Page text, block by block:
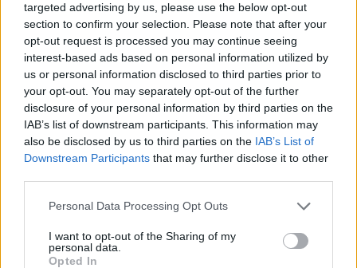
targeted advertising by us, please use the below opt-out
section to confirm your selection. Please note that after your
opt-out request is processed you may continue seeing
interest-based ads based on personal information utilized by
us or personal information disclosed to third parties prior to
your opt-out. You may separately opt-out of the further
disclosure of your personal information by third parties on the
IAB’s list of downstream participants. This information may
also be disclosed by us to third parties on the IAB’s List of
Downstream Participants that may further disclose it to other
Personal Data Processing Opt Outs
I want to opt-out of the Sharing of my
personal data.
Opted In
27/07/2026
Παθολόγος - Γενικός ιατρός
ΚΕΝΤΡΟ ΠΕΙΡΑΙΑ | ΑΘΗΝΑ - ΑΤΤΙΚΗ
Πλήρης απασχόληση
1500 € - 1500,01 € ανά μήνα καθαρά
Ιατρός Γενικής Ιατρικής ή Άνευ Ειδικότητας
ΠΑΤΗΣΙΩΝ | ΑΘΗΝΑ - ΑΤΤΙΚΗ